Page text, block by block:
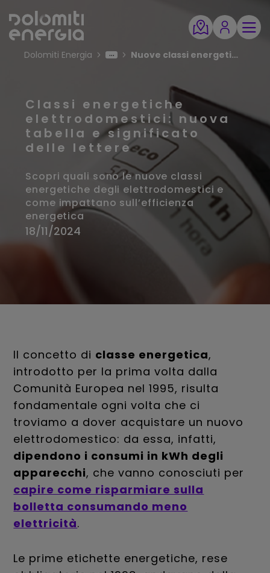
Dolomiti Energia Nuove classi energetiche elettrodomestici
Classi energetiche
elettrodomestici: nuova
tabella e significato
delle lettere
Scopri quali sono le nuove classi
energetiche degli elettrodomestici e
come impattano sull’efficienza
energetica
18/11/2024
Il concetto di classe energetica,
introdotto per la prima volta dalla
Comunità Europea nel 1995, risulta
fondamentale ogni volta che ci
troviamo a dover acquistare un nuovo
elettrodomestico: da essa, infatti,
dipendono i consumi in kWh degli
apparecchi, che vanno conosciuti per
capire come risparmiare sulla
bolletta consumando meno
elettricità.
Le prime etichette energetiche, rese